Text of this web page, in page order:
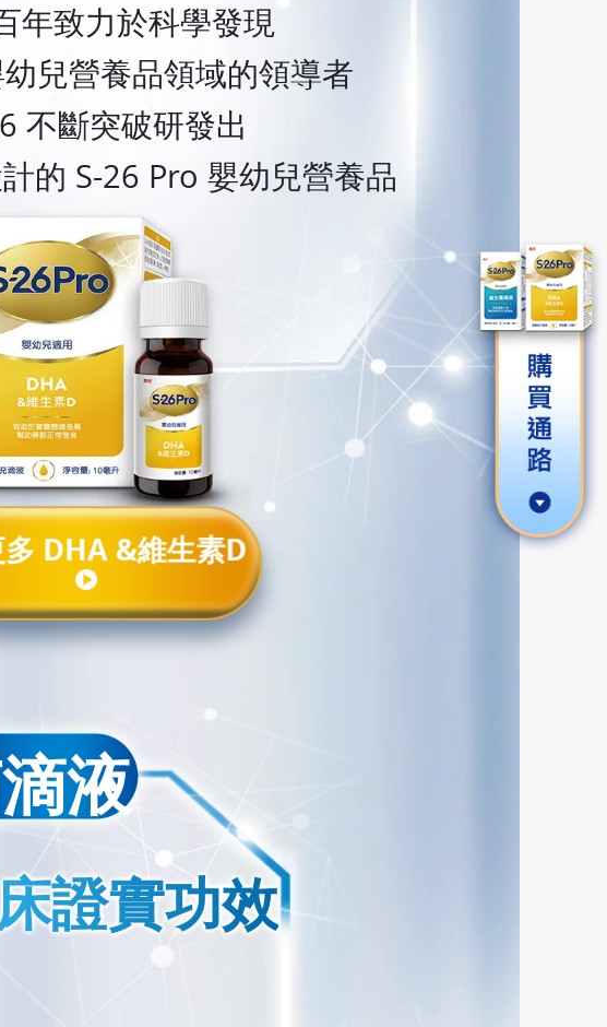
年致力於科學發現
兒營養品領域的領導者
不斷突破研發出
的 S-26 Pro 嬰幼兒營養品
DHA &維生素D
液
證實功效